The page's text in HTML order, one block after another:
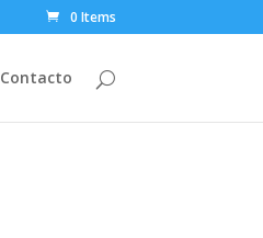
0 Items
Contacto